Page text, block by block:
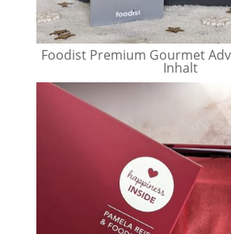
Foodist Premium Gourmet
Inhalt